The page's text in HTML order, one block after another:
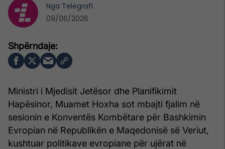
Ministri i Mjedisit Jetësor dhe Planifikimit
Hapësinor, Muamet Hoxha sot mbajti fjalim në
sesionin e Konventës Kombëtare për Bashkimin
Evropian në Republikën e Maqedonisë së Veriut,
kushtuar politikave evropiane për ujërat në
Nga Telegrafi
09/06/2026